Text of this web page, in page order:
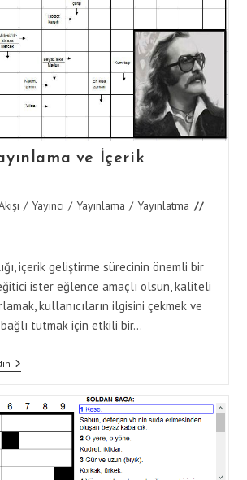
ve İçerik
/ Yayıncı / Yayınlama / Yayınlatma
içerik geliştirme sürecinin önemli bir
ister eğlence amaçlı olsun, kaliteli
kullanıcıların ilgisini çekmek ve
tutmak için etkili bir…
Bulmaca
Yayınlama
İçerik
Geliştirme